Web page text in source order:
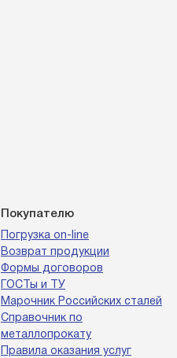
Покупателю
Погрузка on-line
Возврат продукции
Формы договоров
ГОСТы и ТУ
Марочник Российских сталей
Справочник по
металлопрокату
Правила оказания услуг